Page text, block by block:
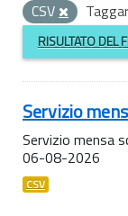
CSV
RISULTATO DEL
Servizio
Servizio mensa
06-08-2026
CSV